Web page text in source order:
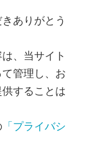
ありがとう
、当サイト
管理し、お
することは
「プライバシ